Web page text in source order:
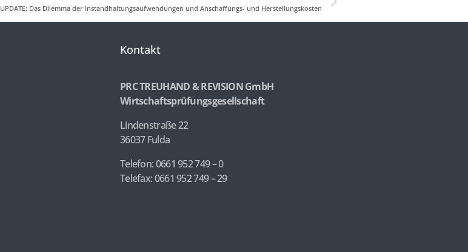
UPDATE: Das Dilemma der Instandhaltungsaufwendungen und Anschaffungs- und Herstellungskosten
Kontakt
PRC TREUHAND & REVISION GmbH
Wirtschaftsprüfungsgesellschaft
Lindenstraße 22
36037 Fulda
Telefon: 0661 952 749 – 0
Telefax: 0661 952 749 – 29